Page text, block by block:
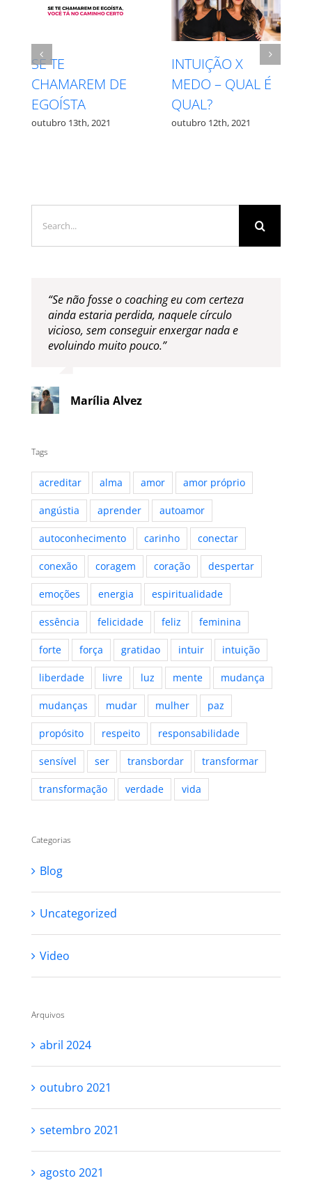
SE TE
CHAMAREM DE
EGOÍSTA
outubro 13th, 2021
INTUIÇÃO X
MEDO – QUAL É
QUAL?
outubro 12th, 2021
for:
“Se não fosse o coaching eu com certeza
ainda estaria perdida, naquele círculo
vicioso, sem conseguir enxergar nada e
evoluindo muito pouco.”
Marília Alvez
Tags
acreditar alma amor amor próprio
angústia aprender autoamor
autoconhecimento carinho conectar
conexão coragem coração despertar
emoções energia espiritualidade
essência felicidade feliz feminina
forte força gratidao intuir intuição
liberdade livre luz mente mudança
mudanças mudar mulher paz
propósito respeito responsabilidade
sensível ser transbordar transformar
transformação verdade vida
Categorias
Blog
Uncategorized
Video
Arquivos
abril 2024
outubro 2021
setembro 2021
agosto 2021